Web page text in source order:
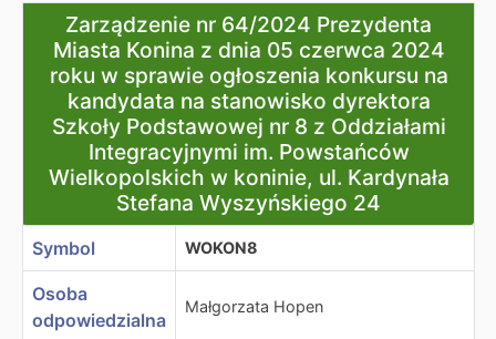
Zarządzenie nr 64/2024 Prezydenta Miasta Konina z
Zarządzenie nr 64/2024 Prezydenta
Miasta Konina z dnia 05 czerwca 2024
roku w sprawie ogłoszenia konkursu na
kandydata na stanowisko dyrektora
Szkoły Podstawowej nr 8 z Oddziałami
Integracyjnymi im. Powstańców
Wielkopolskich w koninie, ul. Kardynała
Stefana Wyszyńskiego 24
Symbol WOKON8
Osoba
odpowiedzialna
Małgorzata Hopen